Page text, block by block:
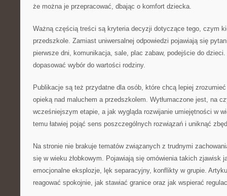
że można je przepracować, dbając o komfort dziecka.
Ważną częścią treści są kryteria decyzji dotyczące tego, czym
przedszkole. Zamiast uniwersalnej odpowiedzi pojawiają się
pierwsze dni, komunikacja, sale, plac zabaw, podejście do
dopasować wybór do wartości rodziny.
Publikacje są też przydatne dla osób, które chcą lepiej
opieką nad maluchem a przedszkolem. Wytłumaczone jest, na
wcześniejszym etapie, a jak wygląda rozwijanie umiejętności w
temu łatwiej pojąć sens poszczególnych rozwiązań i uniknąć
Na stronie nie brakuje tematów związanych z trudnymi
się w wieku żłobkowym. Pojawiają się omówienia takich zjawisk
emocjonalne eksplozje, lęk separacyjny, konflikty w grupie.
reagować spokojnie, jak stawiać granice oraz jak wspierać